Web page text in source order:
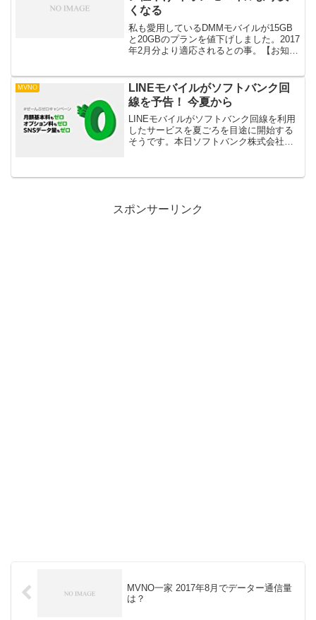
くなる
私も愛用しているDMMモバイルが15GB
と20GBのプランを値下げしました。2017
年2月分より適応されるとの事。【お知ら
既に契約しているお客様も、2月からは
値...
MVNO
LINEモバイルがソフトバンク回
線を予告！ 今夏から
LINEモバイルがソフトバンク回線を利用
したサービスを夏ごろを目途に開始する
そうです。本日ソフトバンク株式会社さ
ことを発表いたしました。もちろんドコ
スポンサーリンク
MVNO一家 2017年8月でデーター通信量
は？